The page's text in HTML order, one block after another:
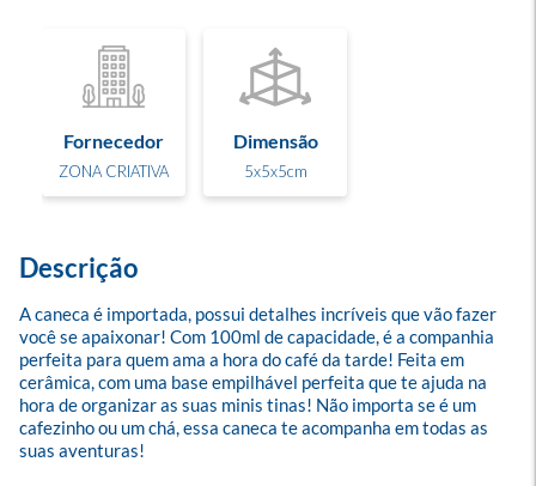
Fornecedor
ZONA CRIATIVA
Dimensão
5x5x5cm
Descrição
A caneca é importada, possui detalhes incríveis que vão fazer
você se apaixonar! Com 100ml de capacidade, é a companhia
perfeita para quem ama a hora do café da tarde! Feita em
cerâmica, com uma base empilhável perfeita que te ajuda na
hora de organizar as suas minis tinas! Não importa se é um
cafezinho ou um chá, essa caneca te acompanha em todas as
suas aventuras!